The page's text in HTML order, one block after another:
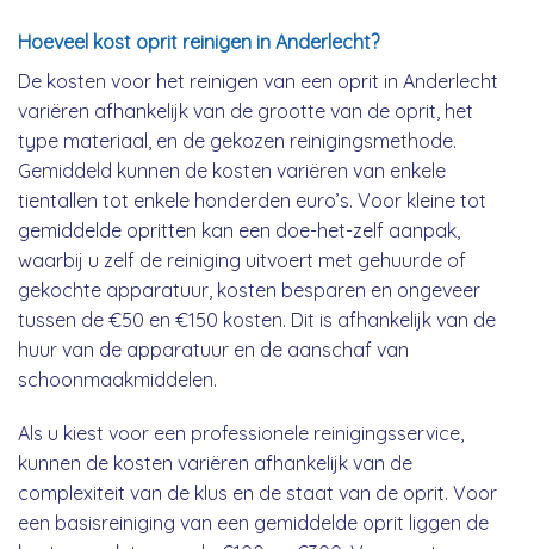
Hoeveel kost oprit reinigen in Anderlecht?
De kosten voor het reinigen van een oprit in Anderlecht
variëren afhankelijk van de grootte van de oprit, het
type materiaal, en de gekozen reinigingsmethode.
Gemiddeld kunnen de kosten variëren van enkele
tientallen tot enkele honderden euro’s. Voor kleine tot
gemiddelde opritten kan een doe-het-zelf aanpak,
waarbij u zelf de reiniging uitvoert met gehuurde of
gekochte apparatuur, kosten besparen en ongeveer
tussen de €50 en €150 kosten. Dit is afhankelijk van de
huur van de apparatuur en de aanschaf van
schoonmaakmiddelen.
Als u kiest voor een professionele reinigingsservice,
kunnen de kosten variëren afhankelijk van de
complexiteit van de klus en de staat van de oprit. Voor
een basisreiniging van een gemiddelde oprit liggen de